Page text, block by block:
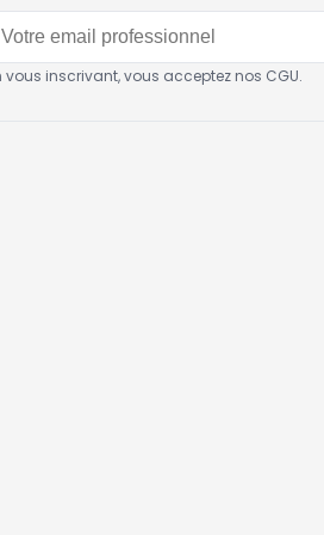
vous inscrivant, vous acceptez nos CGU.